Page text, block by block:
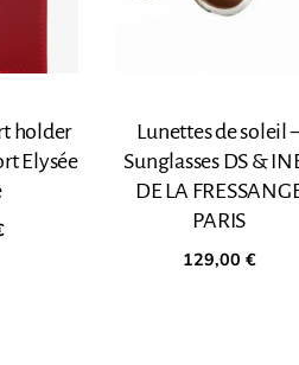
holder
Elysée
Lunettes de soleil
Sunglasses DS &
DE LA
PARIS
129,00 €